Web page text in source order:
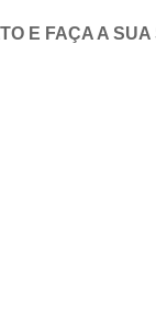
E FAÇA A